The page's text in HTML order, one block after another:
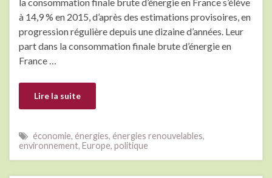
à 14,9 % en 2015, d’après des estimations provisoires, en
progression régulière depuis une dizaine d’années. Leur
part dans la consommation finale brute d’énergie en
France …
Lire la suite
économie, énergies, énergies renouvelables,
environnement, Europe, politique